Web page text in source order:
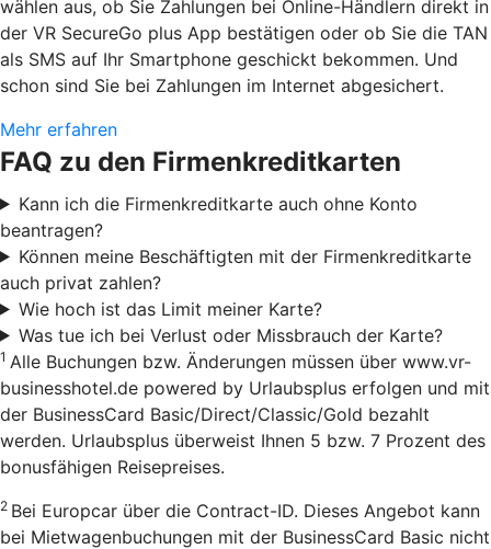
wählen aus, ob Sie Zahlungen bei Online-Händlern direkt in
der VR SecureGo plus App bestätigen oder ob Sie die TAN
als SMS auf Ihr Smartphone geschickt bekommen. Und
schon sind Sie bei Zahlungen im Internet abgesichert.
Mehr erfahren
FAQ zu den Firmenkreditkarten
Kann ich die Firmenkreditkarte auch ohne Konto
beantragen?
Können meine Beschäftigten mit der Firmenkreditkarte
auch privat zahlen?
Wie hoch ist das Limit meiner Karte?
Was tue ich bei Verlust oder Missbrauch der Karte?
1 Alle Buchungen bzw. Änderungen müssen über www.vr-
businesshotel.de powered by Urlaubsplus erfolgen und mit
der BusinessCard Basic/Direct/Classic/Gold bezahlt
werden. Urlaubsplus überweist Ihnen 5 bzw. 7 Prozent des
bonusfähigen Reisepreises.
2 Bei Europcar über die Contract-ID. Dieses Angebot kann
bei Mietwagenbuchungen mit der BusinessCard Basic nicht